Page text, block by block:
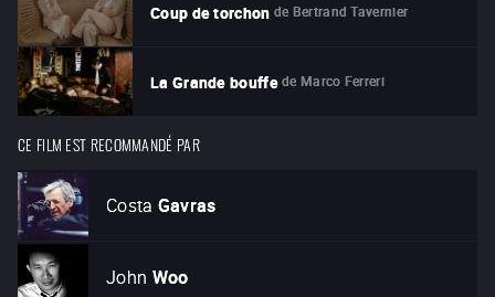
Coup de torchon de Bertrand Tavernier
La Grande bouffe de Marco Ferreri
CE FILM EST RECOMMANDÉ PAR
Costa Gavras
John Woo